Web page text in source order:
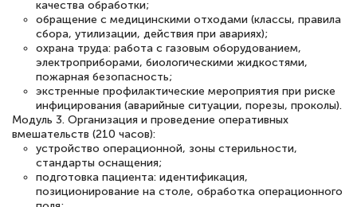
качества обработки;
обращение с медицинскими отходами (классы, правила
сбора, утилизации, действия при авариях);
охрана труда: работа с газовым оборудованием,
электроприборами, биологическими жидкостями,
пожарная безопасность;
экстренные профилактические мероприятия при риске
инфицирования (аварийные ситуации, порезы, проколы).
Модуль 3. Организация и проведение оперативных
вмешательств (210 часов):
устройство операционной, зоны стерильности,
стандарты оснащения;
подготовка пациента: идентификация,
позиционирование на столе, обработка операционного